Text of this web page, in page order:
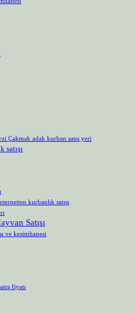
Çakmak adak kurban satış yeri
satışı
kurbanlık satışı
Satışı
ve kesimhanesi
fiyatı